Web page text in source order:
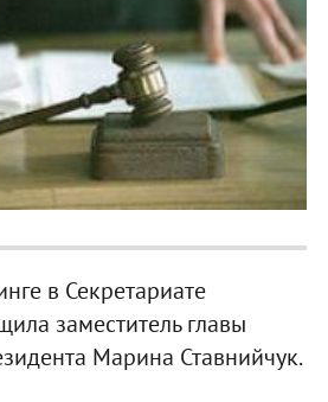
в Секретариате
заместитель главы
Марина Ставнийчук.